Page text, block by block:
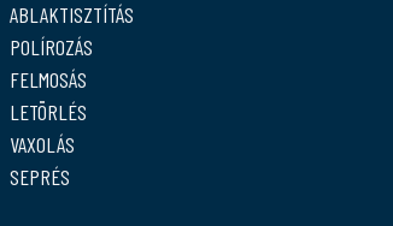
ABLAKTISZTÍTÁS
POLÍROZÁS
FELMOSÁS
LETÖRLÉS
VAXOLÁS
SEPRÉS